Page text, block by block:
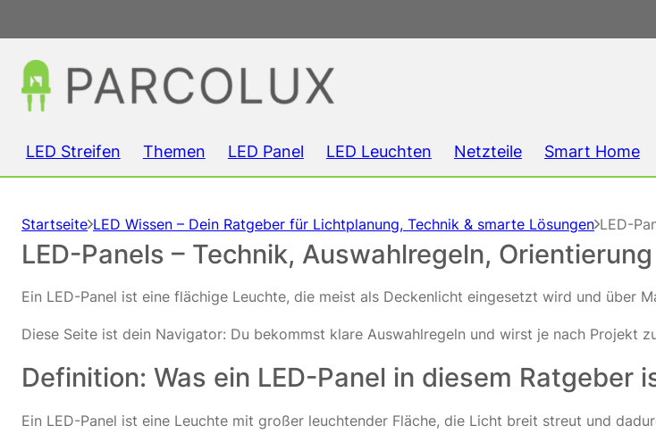
LED Streifen Themen LED Panel LED Leuchten Netzteile Smart Home
Startseite LED Wissen – Dein Ratgeber für Lichtplanung, Technik & smarte Lösungen LED-
LED-Panels – Technik, Auswahlregeln, Orientierung
Ein LED-Panel ist eine flächige Leuchte, die meist als Deckenlicht eingesetzt wird und über
Diese Seite ist dein Navigator: Du bekommst klare Auswahlregeln und wirst je nach Projekt
Definition: Was ein LED-Panel in diesem Ratgeber
Ein LED-Panel ist eine Leuchte mit großer leuchtender Fläche, die Licht breit streut und